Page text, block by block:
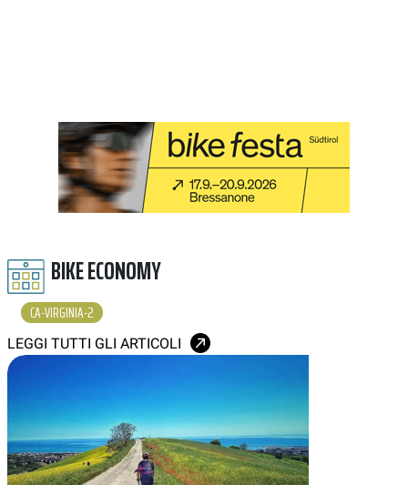
BIKE ECONOMY
CA-VIRGINIA-2
LEGGI TUTTI GLI ARTICOLI